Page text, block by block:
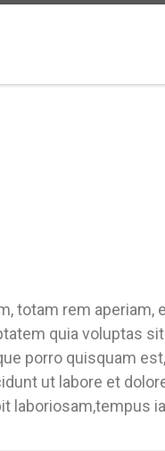
totam rem aperiam,
quia voluptas
porro quisquam
ut labore et
laboriosam,tempus